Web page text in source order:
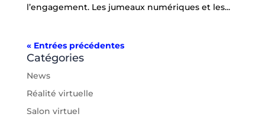
l’engagement. Les jumeaux numériques et les...
« Entrées précédentes
Catégories
News
Réalité virtuelle
Salon virtuel